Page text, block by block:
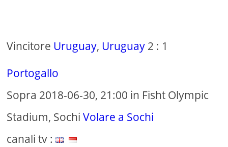
Vincitore Uruguay, Uruguay 2 : 1
Portogallo
Sopra 2018-06-30, 21:00 in Fisht Olympic
Stadium, SochiVolare a Sochi
canali tv :